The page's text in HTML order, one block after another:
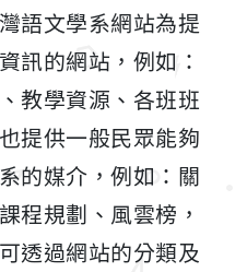
語文學系網站為提
訊的網站，例如：
教學資源、各班班
提供一般民眾能夠
的媒介，例如：關
程規劃、風雲榜，
透過網站的分類及